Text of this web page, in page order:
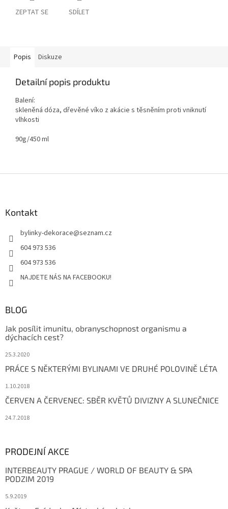
ZEPTAT SE SDÍLET
Popis Diskuze
Detailní popis produktu
Balení:
skleněná dóza, dřevěné víko z akácie s těsněním proti vniknutí
vlhkosti
90g/450 ml
Kontakt
bylinky-dekorace@seznam.cz
604 973 536
604 973 536
NAJDETE NÁS NA FACEBOOKU!
BLOG
Jak posílit imunitu, obranyschopnost organismu a
dýchacích cest?
25.3.2020
PRÁCE S NĚKTERÝMI BYLINAMI VE DRUHÉ POLOVINĚ LÉTA
1.10.2018
ČERVEN A ČERVENEC: SBĚR KVĚTŮ DIVIZNY A SLUNEČNICE
24.7.2018
PRODEJNÍ AKCE
INTERBEAUTY PRAGUE / WORLD OF BEAUTY & SPA
PODZIM 2019
5.9.2019